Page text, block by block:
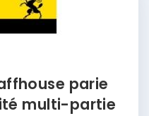
parie
multi-partie